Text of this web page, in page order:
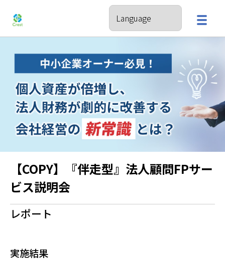
【COPY】『伴走型』法人顧問FPサー
ビス説明会
レポート
実施結果